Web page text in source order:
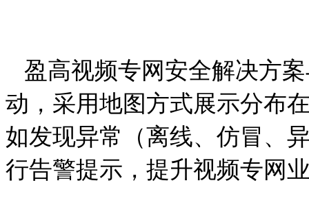
盈高视频专网安全解决方
动，采用地图方式展示分布
如发现异常（离线、仿冒、
行告警提示，提升视频专网